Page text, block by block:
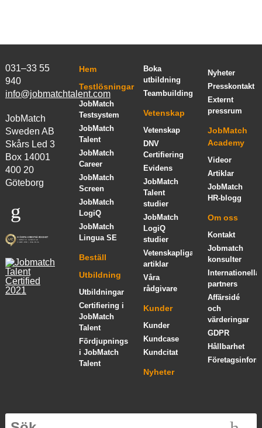
031–33 55
940
info@jobmatchtalent.com
JobMatch
Sweden AB
Skårs Led 3
Box 14001
400 20
Göteborg
Hem
Testlösningar
JobMatch
Testsystem
JobMatch
Talent
JobMatch
Career
JobMatch
Screen
JobMatch
LogiQ
JobMatch
Lingua SE
Beställ
Utbildning
Utbildningar
Certifiering i
JobMatch
Talent
Fördjupningskurs
i JobMatch
Talent
Boka
utbildning
Teambuilding
Vetenskap
Vetenskap
DNV
Certifiering
Evidens
JobMatch
Talent
studier
JobMatch
LogiQ
studier
Vetenskapliga
artiklar
Våra
rådgivare
Kunder
Kunder
Kundcase
Kundcitat
Nyheter
Nyheter
Presskontakt
Externt
pressrum
JobMatch
Academy
Videor
Artiklar
JobMatch
HR-blogg
Om oss
Kontakt
Jobmatch
konsulter
Internationella
partners
Affärsidé
och
värderingar
GDPR
Hållbarhet